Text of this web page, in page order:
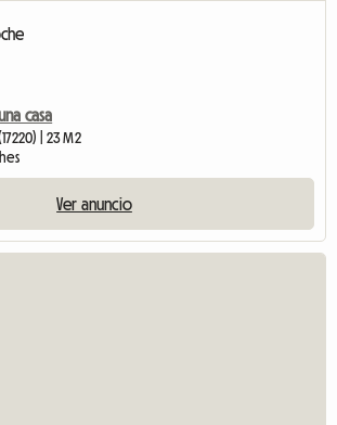
casa
| 23 M2
Ver anuncio